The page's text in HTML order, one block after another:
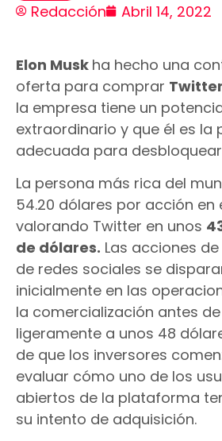
Redacción Abril 14, 2022
Elon Musk ha hecho una
oferta para comprar Twitter
la empresa tiene un
extraordinario y que él es la
adecuada para
La persona más rica del
54.20 dólares por acción en
valorando Twitter en unos
de dólares. Las acciones
de redes sociales se
inicialmente en las
la comercialización antes
ligeramente a unos 48
de que los inversores
evaluar cómo uno de los
abiertos de la plataforma
su intento de adquisición.